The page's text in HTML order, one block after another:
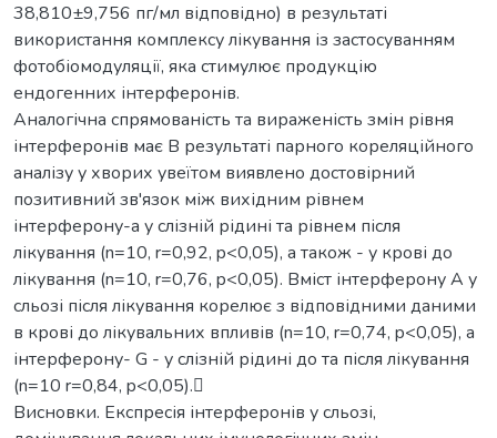
38,810±9,756 пг/мл відповідно) в результаті
використання комплексу лікування із застосуванням
фотобіомодуляції, яка стимулює продукцію
ендогенних інтерферонів.
Аналогічна спрямованість та вираженість змін рівня
інтерферонів має В результаті парного кореляційного
аналізу у хворих увеїтом виявлено достовірний
позитивний зв'язок між вихідним рівнем
інтерферону-a у слізній рідині та рівнем після
лікування (n=10, r=0,92, p<0,05), а також - у крові до
лікування (n=10, r=0,76, p<0,05). Вміст інтерферону А у
сльозі після лікування корелює з відповідними даними
в крові до лікувальних впливів (n=10, r=0,74, p<0,05), а
інтерферону- G - у слізній рідині до та після лікування
(n=10 r=0,84, p<0,05).
Висновки. Експресія інтерферонів у сльозі,